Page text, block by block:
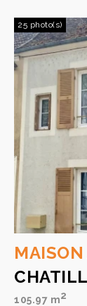
25 photo(s)
MAISON
105.97 m2